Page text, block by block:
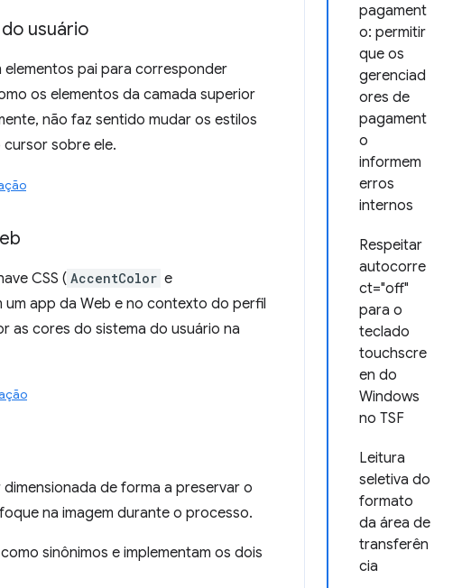
pagament
o: permitir
que os
gerenciad
ores de
pagament
o
informem
erros
internos
Respeitar
autocorre
ct="off"
para o
teclado
touchscre
en do
Windows
no TSF
Leitura
seletiva do
formato
da área de
transferên
cia
usuário
elementos pai para corresponder
os elementos da camada superior
não faz sentido mudar os estilos
sobre ele.
CSS ( AccentColor e
um app da Web e no contexto do perfil
as cores do sistema do usuário na
de forma a preservar o
na imagem durante o processo.
como sinônimos e implementam os dois